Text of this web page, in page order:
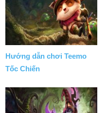
Hướng dẫn chơi Teemo
Tốc Chiến